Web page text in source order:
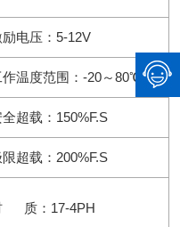
励电压：5-12V
作温度范围：-20～80℃
全超载：150%F.S
限超载：200%F.S
质：17-4PH